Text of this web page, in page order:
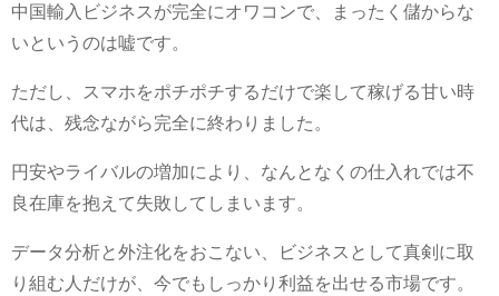
中国輸入ビジネスが完全にオワコンで、まったく儲からな
いというのは嘘です。
ただし、スマホをポチポチするだけで楽して稼げる甘い時
代は、残念ながら完全に終わりました。
円安やライバルの増加により、なんとなくの仕入れでは不
良在庫を抱えて失敗してしまいます。
データ分析と外注化をおこない、ビジネスとして真剣に取
り組む人だけが、今でもしっかり利益を出せる市場です。